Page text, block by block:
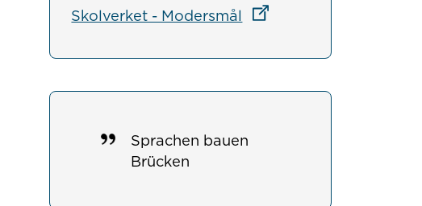
Skolverket - Modersmål Länk till annan
Sprachen bauen
Brücken